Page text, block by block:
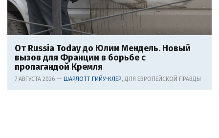
От Russia Today до Юлии Мендель. Новый
вызов для Франции в борьбе с
пропагандой Кремля
7 АВГУСТА 2026 — ШАРЛОТТ ГИЙУ-КЛЕР, ДЛЯ ЕВРОПЕЙСКОЙ ПРАВДЫ